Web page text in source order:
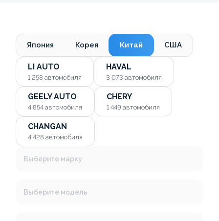
Япония Корея Китай США
LI AUTO
1 258 автомобиля
HAVAL
3 073 автомобиля
GEELY AUTO
4 854 автомобиля
CHERY
1 449 автомобиля
CHANGAN
4 428 автомобиля
Выберите марку
Выберите модель